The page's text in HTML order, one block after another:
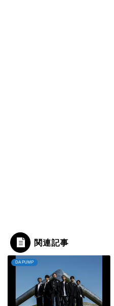
関連記事
DA PUMP